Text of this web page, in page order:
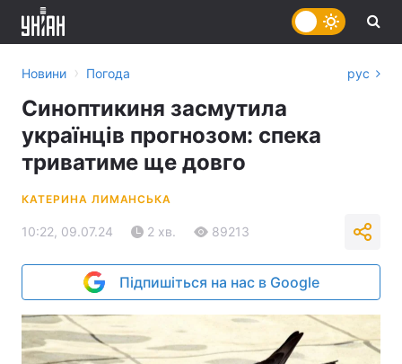
Новини › Погода рус
Синоптикиня засмутила
українців прогнозом: спека
триватиме ще довго
КАТЕРИНА ЛИМАНСЬКА
10:22, 09.07.24 2 хв. 89213
Підпишіться на нас в Google